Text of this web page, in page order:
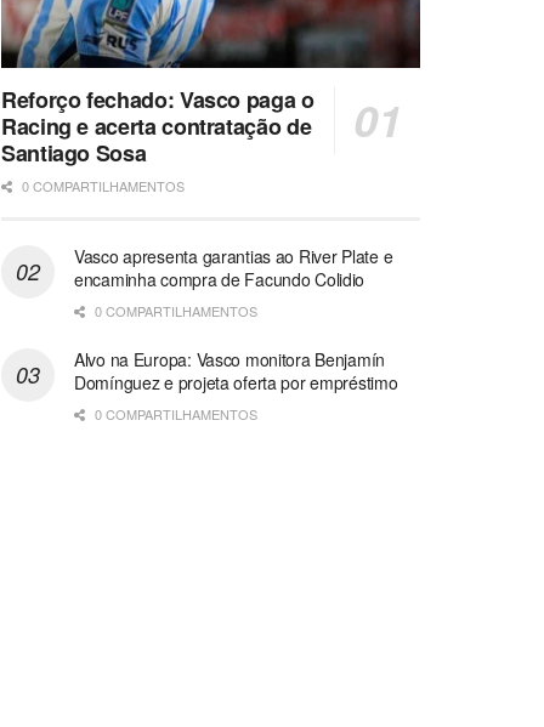
Reforço fechado: Vasco paga o
Racing e acerta contratação de
Santiago Sosa
0 COMPARTILHAMENTOS
Vasco apresenta garantias ao River Plate e
encaminha compra de Facundo Colidio
0 COMPARTILHAMENTOS
Alvo na Europa: Vasco monitora Benjamín
Domínguez e projeta oferta por empréstimo
0 COMPARTILHAMENTOS